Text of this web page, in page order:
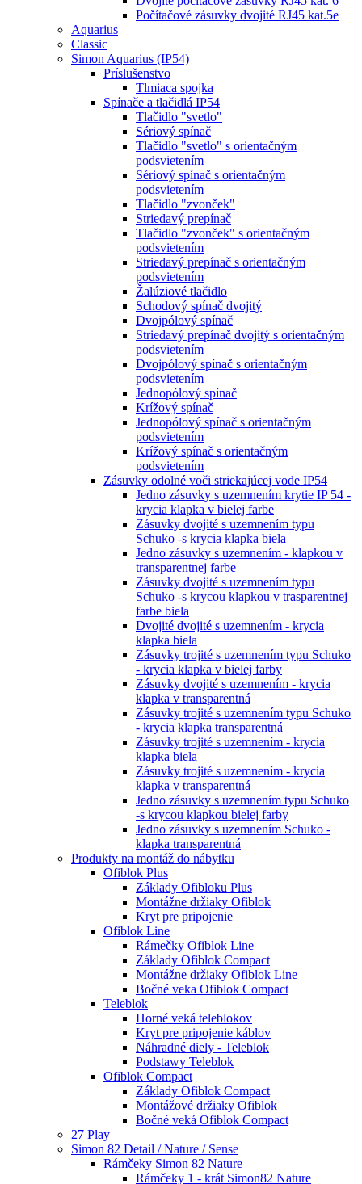
Počítačové zásuvky dvojité RJ45 kat.5e
Aquarius
Classic
Simon Aquarius (IP54)
Príslušenstvo
Tlmiaca spojka
Spínače a tlačidlá IP54
Tlačidlo "svetlo"
Sériový spínač
Tlačidlo "svetlo" s orientačným
podsvietením
Sériový spínač s orientačným
podsvietením
Tlačidlo "zvonček"
Striedavý prepínač
Tlačidlo "zvonček" s orientačným
podsvietením
Striedavý prepínač s orientačným
podsvietením
Žalúziové tlačidlo
Schodový spínač dvojitý
Dvojpólový spínač
Striedavý prepínač dvojitý s orientačným
podsvietením
Dvojpólový spínač s orientačným
podsvietením
Jednopólový spínač
Krížový spínač
Jednopólový spínač s orientačným
podsvietením
Krížový spínač s orientačným
podsvietením
Zásuvky odolné voči striekajúcej vode IP54
Jedno zásuvky s uzemnením krytie IP 54 -
krycia klapka v bielej farbe
Zásuvky dvojité s uzemnením typu
Schuko -s krycia klapka biela
Jedno zásuvky s uzemnením - klapkou v
transparentnej farbe
Zásuvky dvojité s uzemnením typu
Schuko -s krycou klapkou v trasparentnej
farbe biela
Dvojité dvojité s uzemnením - krycia
klapka biela
Zásuvky trojité s uzemnením typu Schuko
- krycia klapka v bielej farby
Zásuvky dvojité s uzemnením - krycia
klapka v transparentná
Zásuvky trojité s uzemnením typu Schuko
- krycia klapka transparentná
Zásuvky trojité s uzemnením - krycia
klapka biela
Zásuvky trojité s uzemnením - krycia
klapka v transparentná
Jedno zásuvky s uzemnením typu Schuko
-s krycou klapkou bielej farby
Jedno zásuvky s uzemnením Schuko -
klapka transparentná
Produkty na montáž do nábytku
Ofiblok Plus
Základy Ofibloku Plus
Montážne držiaky Ofiblok
Kryt pre pripojenie
Ofiblok Line
Rámečky Ofiblok Line
Základy Ofiblok Compact
Montážne držiaky Ofiblok Line
Bočné veka Ofiblok Compact
Teleblok
Horné veká teleblokov
Kryt pre pripojenie káblov
Náhradné diely - Teleblok
Podstawy Teleblok
Ofiblok Compact
Základy Ofiblok Compact
Montážové držiaky Ofiblok
Bočné veká Ofiblok Compact
27 Play
Simon 82 Detail / Nature / Sense
Rámčeky Simon 82 Nature
Rámčeky 1 - krát Simon82 Nature